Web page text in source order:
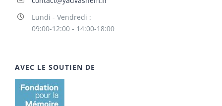
Lundi - Vendredi :
09:00-12:00 - 14:00-18:00
AVEC LE SOUTIEN DE